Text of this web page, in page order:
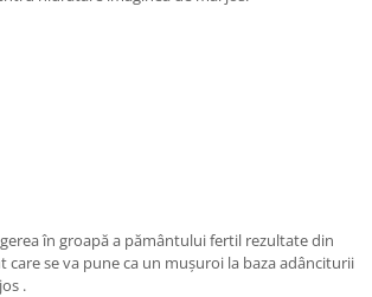
în groapă a pământului fertil rezultate din
se va pune ca un mușuroi la baza adânciturii
.